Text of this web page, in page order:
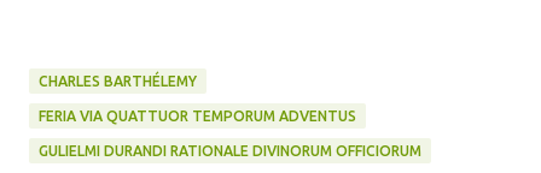
CHARLES BARTHÉLEMY
FERIA VIA QUATTUOR TEMPORUM ADVENTUS
GULIELMI DURANDI RATIONALE DIVINORUM OFFICIORUM